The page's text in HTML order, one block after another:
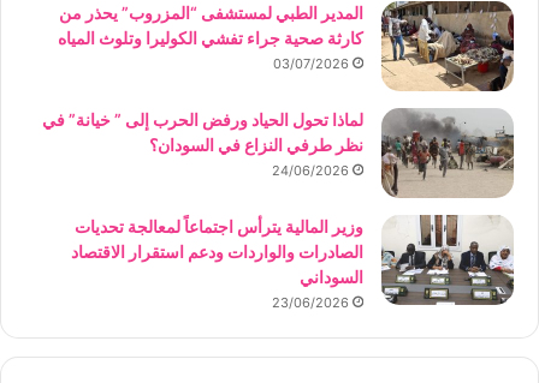
المدير الطبي لمستشفى “المزروب” يحذر من
كارثة صحية جراء تفشي الكوليرا وتلوث المياه
03/07/2026
لماذا تحول الحياد ورفض الحرب إلى ” خيانة” في
نظر طرفي النزاع في السودان؟
24/06/2026
وزير المالية يترأس اجتماعاً لمعالجة تحديات
الصادرات والواردات ودعم استقرار الاقتصاد
السوداني
23/06/2026